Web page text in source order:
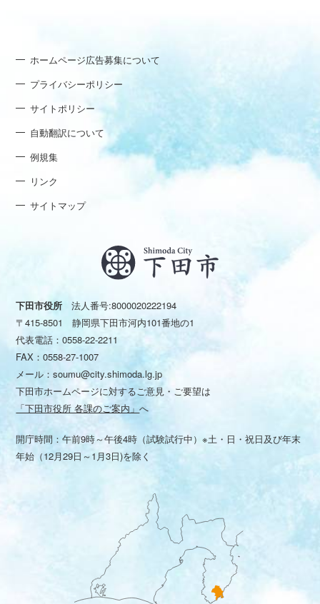
ホームページ広告募集について
プライバシーポリシー
サイトポリシー
自動翻訳について
例規集
リンク
サイトマップ
下田市役所 法人番号:8000020222194
〒415-8501 静岡県下田市河内101番地の1
代表電話：0558-22-2211
FAX：0558-27-1007
メール：soumu@city.shimoda.lg.jp
下田市ホームページに対するご意見・ご要望は
「下田市役所 各課のご案内」へ
開庁時間：午前9時～午後4時（試験試行中）※土・日・祝日及び年末
年始（12月29日～1月3日)を除く